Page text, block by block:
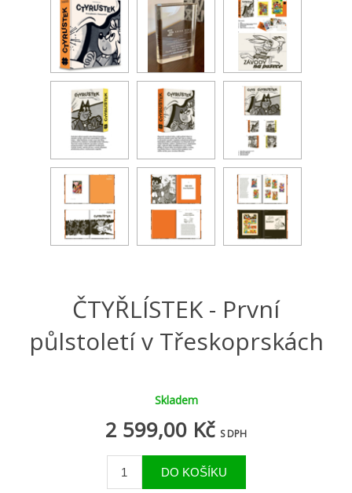
ČTYŘLÍSTEK - První
půlstoletí v Třeskoprskách
Skladem
2 599,00 Kč S DPH